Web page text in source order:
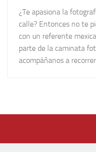
¿Te apasiona la
calle? Entonces no te
con un referente
parte de la caminata
acompáñanos a